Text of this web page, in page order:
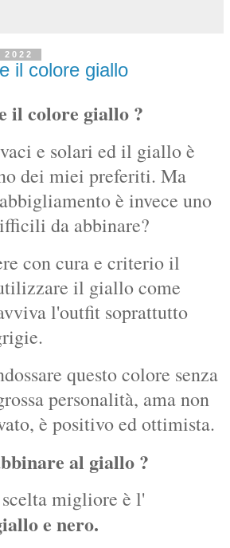
il colore giallo
il colore giallo ?
e solari ed il giallo è
dei miei preferiti. Ma
è invece uno
da abbinare?
con cura e criterio il
il giallo come
l'outfit soprattutto
questo colore senza
personalità, ama non
è positivo ed ottimista.
al giallo ?
migliore è l'
e nero.